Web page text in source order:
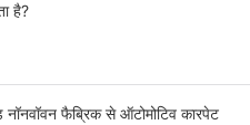
है?
नॉनवॉवन फैब्रिक से ऑटोमोटिव कारपेट